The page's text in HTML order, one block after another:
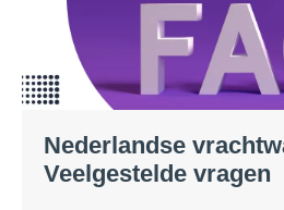
Nederlandse
Veelgestelde vragen